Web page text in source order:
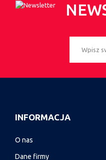
INFORMACJA
O nas
Dane firmy